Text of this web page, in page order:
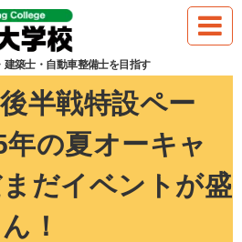
築士・自動車整備士を目指す
夏休み後半戦特設ページ】2025年の夏オーキ
後半戦特設ペー
の夏オーキャ
だイベントが盛
！